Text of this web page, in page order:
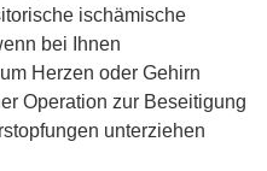
ischämische
bei Ihnen
Herzen oder Gehirn
Operation zur Beseitigung
unterziehen